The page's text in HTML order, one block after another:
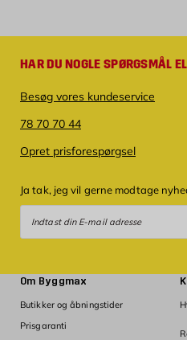
HAR DU NOGLE SPØRGSMÅL
Besøg vores kundeservice
78 70 70 44
Opret prisforespørgsel
Ja tak, jeg vil gerne modtage
Om Byggmax
Butikker og åbningstider
Prisgaranti